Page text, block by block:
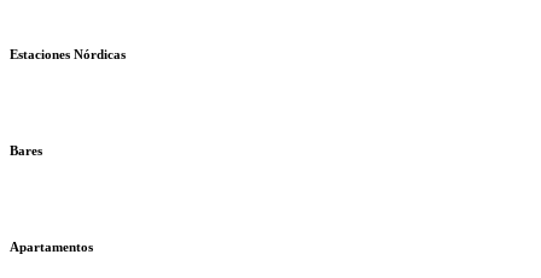
Estaciones Nórdicas
Bares
Apartamentos